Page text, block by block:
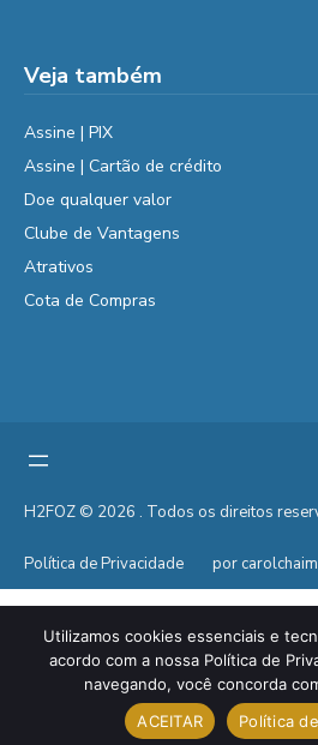
Veja também
Assine | PIX
Assine | Cartão de crédito
Doe qualquer valor
Clube de Vantagens
Atrativos
Cota de Compras
H2FOZ © 2026 . Todos os direitos
Política de Privacidade por
Utilizamos cookies essenciais e
acordo com a nossa Política de
navegando, você concorda
ACEITAR
Política